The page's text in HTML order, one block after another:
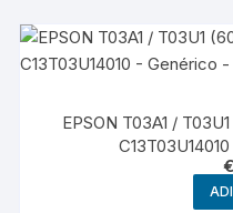
EPSON T03A1 /
€